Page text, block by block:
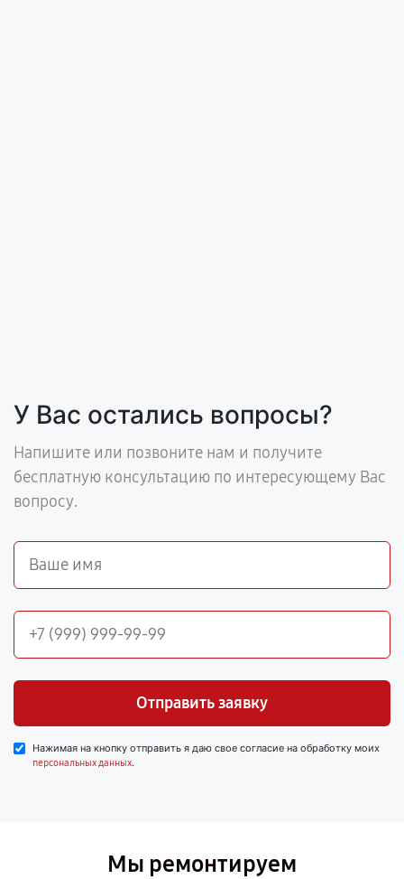
У Вас остались вопросы?
Напишите или позвоните нам и получите
бесплатную консультацию по интересующему Вас
вопросу.
Отправить заявку
Нажимая на кнопку отправить я даю свое согласие на обработку моих
персональных данных.
Мы ремонтируем